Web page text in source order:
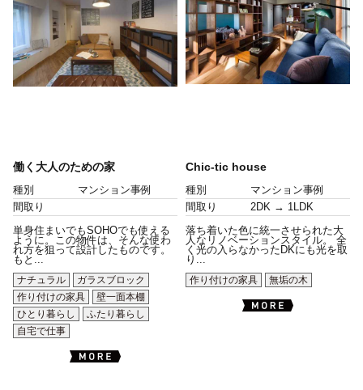
働く大人のための家
種別
マンション事例
間取り
単身住まいでもSOHOでも使える
ように。この物件は、そんな使わ
れ方を狙って設計したものです。
もと...
ナチュラル
ガラスブロック
作り付けの家具
壁一面本棚
ひとり暮らし
ふたり暮らし
自宅で仕事
Chic-tic house
種別
マンション事例
間取り
2DK → 1LDK
落ち着いた色に統一させられた大
人なリノベーションスタイル。 全
く光の入らなかったDKにも光を取
り...
作り付けの家具
無垢の木